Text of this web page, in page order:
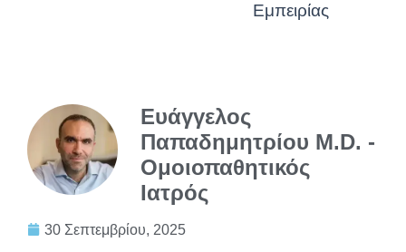
Εμπειρίας
Ευάγγελος
Παπαδημητρίου M.D. -
Ομοιοπαθητικός
Ιατρός
30 Σεπτεμβρίου, 2025